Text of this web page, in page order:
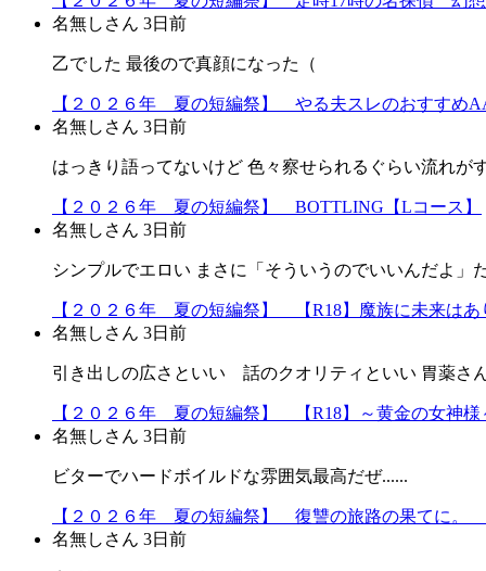
名無しさん 3日前
乙でした 最後ので真顔になった（
【２０２６年 夏の短編祭】 やる夫スレのおすすめ
名無しさん 3日前
はっきり語ってないけど 色々察せられるぐらい流れが
【２０２６年 夏の短編祭】 BOTTLING【Lコース】
名無しさん 3日前
シンプルでエロい まさに「そういうのでいいんだよ」
【２０２６年 夏の短編祭】 【R18】魔族に未来は
名無しさん 3日前
引き出しの広さといい 話のクオリティといい 胃薬さ
【２０２６年 夏の短編祭】 【R18】～黄金の女神
名無しさん 3日前
ビターでハードボイルドな雰囲気最高だぜ......
【２０２６年 夏の短編祭】 復讐の旅路の果てに。
名無しさん 3日前